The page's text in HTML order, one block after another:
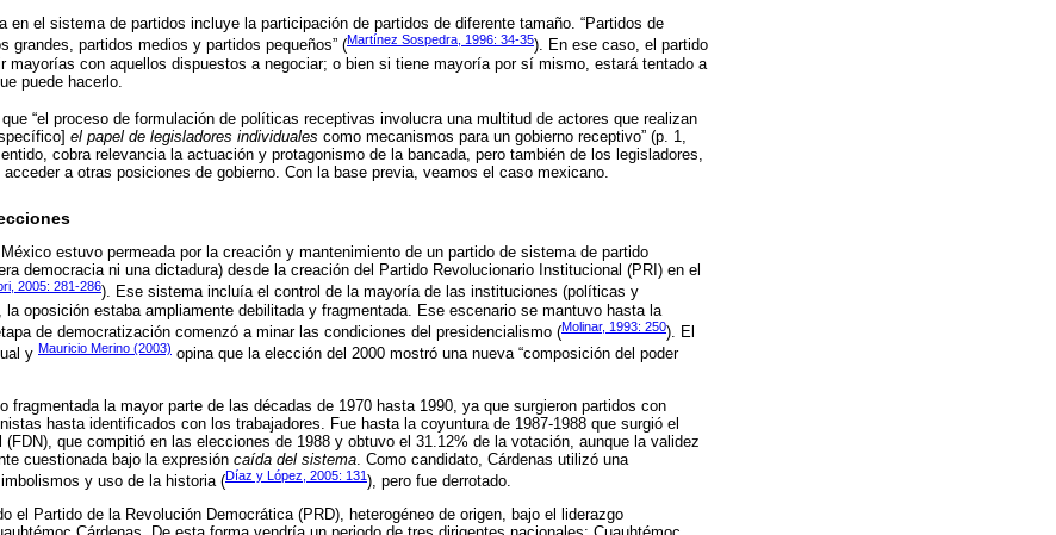
en el sistema de partidos incluye la participación de partidos de diferente tamaño. “Partidos de
grandes, partidos medios y partidos pequeños” (Martínez Sospedra, 1996: 34-35). En ese caso, el partido
mayorías con aquellos dispuestos a negociar; o bien si tiene mayoría por sí mismo, estará tentado a
puede hacerlo.
“el proceso de formulación de políticas receptivas involucra una multitud de actores que realizan
el papel de legisladores individuales como mecanismos para un gobierno receptivo” (p. 1,
cobra relevancia la actuación y protagonismo de la bancada, pero también de los legisladores,
a otras posiciones de gobierno. Con la base previa, veamos el caso mexicano.
estuvo permeada por la creación y mantenimiento de un partido de sistema de partido
democracia ni una dictadura) desde la creación del Partido Revolucionario Institucional (PRI) en el
2005: 281-286). Ese sistema incluía el control de la mayoría de las instituciones (políticas y
oposición estaba ampliamente debilitada y fragmentada. Ese escenario se mantuvo hasta la
de democratización comenzó a minar las condiciones del presidencialismo (Molinar, 1993: 250). El
y Mauricio Merino (2003) opina que la elección del 2000 mostró una nueva “composición del poder
fragmentada la mayor parte de las décadas de 1970 hasta 1990, ya que surgieron partidos con
hasta identificados con los trabajadores. Fue hasta la coyuntura de 1987-1988 que surgió el
(FDN), que compitió en las elecciones de 1988 y obtuvo el 31.12% de la votación, aunque la validez
cuestionada bajo la expresión caída del sistema . Como candidato, Cárdenas utilizó una
y uso de la historia (Díaz y López, 2005: 131), pero fue derrotado.
el Partido de la Revolución Democrática (PRD), heterogéneo de origen, bajo el liderazgo